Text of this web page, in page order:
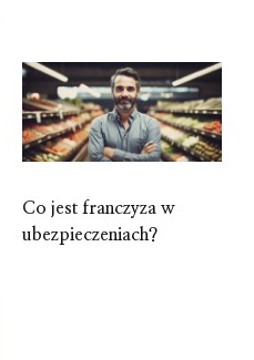
Co jest franczyza w
ubezpieczeniach?